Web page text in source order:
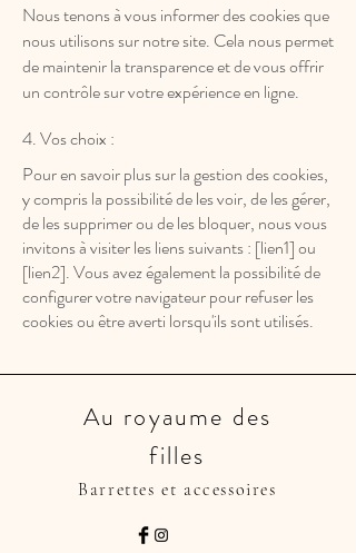
Nous tenons à vous informer des cookies que
nous utilisons sur notre site. Cela nous permet
de maintenir la transparence et de vous offrir
un contrôle sur votre expérience en ligne.
4. Vos choix :
Pour en savoir plus sur la gestion des cookies,
y compris la possibilité de les voir, de les gérer,
de les supprimer ou de les bloquer, nous vous
invitons à visiter les liens suivants : [lien1] ou
[lien2]. Vous avez également la possibilité de
configurer votre navigateur pour refuser les
cookies ou être averti lorsqu'ils sont utilisés.
Au royaume des
filles
Barrettes et accessoires